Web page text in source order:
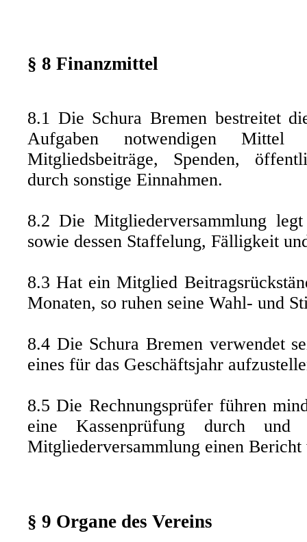
§ 8 Finanzmittel
8.1 Die Schura Bremen bestreitet
Aufgaben notwendigen Mittel
Mitgliedsbeiträge, Spenden,
durch sonstige Einnahmen.
8.2 Die Mitgliederversammlung
sowie dessen Staffelung, Fälligkeit
8.3 Hat ein Mitglied
Monaten, so ruhen seine Wahl- und
8.4 Die Schura Bremen verwendet
eines für das Geschäftsjahr
8.5 Die Rechnungsprüfer führen
eine Kassenprüfung durch
Mitgliederversammlung einen Bericht
§ 9 Organe des Vereins